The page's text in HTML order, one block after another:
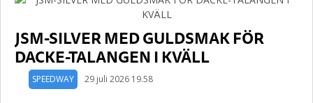
JSM-SILVER MED GULDSMAK FÖR
DACKE-TALANGEN I KVÄLL
SPEEDWAY 29 juli 2026 19.58